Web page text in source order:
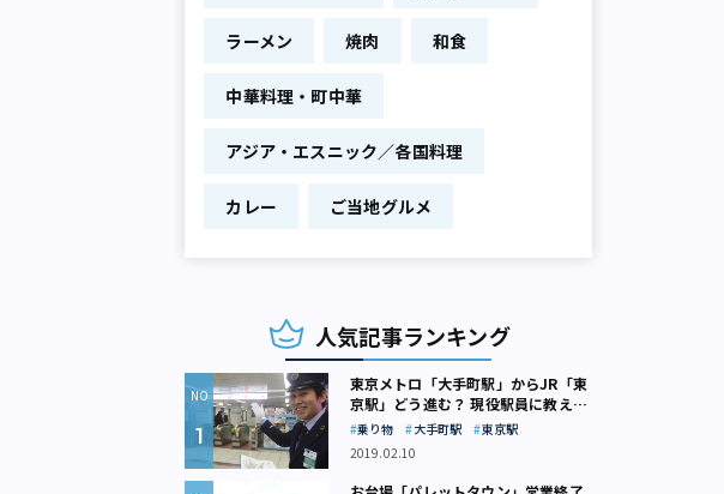
ラーメン 焼肉 和食
中華料理・町中華
アジア・エスニック／各国料理
カレー ご当地グルメ
人気記事ランキング
東京メトロ「大手町駅」からJR「東
京駅」どう進む？ 現役駅員に教えて
もらいました
乗り物 大手町駅
東京駅
2019.02.10